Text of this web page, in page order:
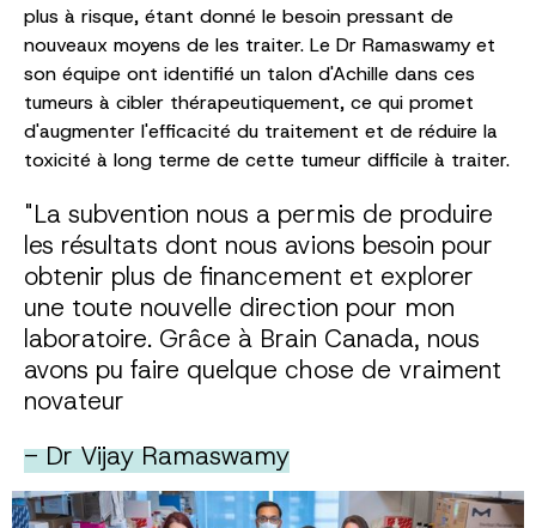
plus à risque, étant donné le besoin pressant de
nouveaux moyens de les traiter. Le Dr Ramaswamy et
son équipe ont identifié un talon d'Achille dans ces
tumeurs à cibler thérapeutiquement, ce qui promet
d'augmenter l'efficacité du traitement et de réduire la
toxicité à long terme de cette tumeur difficile à traiter.
"La subvention nous a permis de produire
les résultats dont nous avions besoin pour
obtenir plus de financement et explorer
une toute nouvelle direction pour mon
laboratoire. Grâce à Brain Canada, nous
avons pu faire quelque chose de vraiment
novateur
- Dr Vijay Ramaswamy